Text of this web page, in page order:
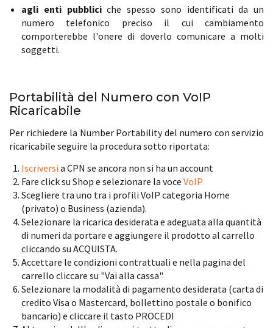
agli enti pubbliciche spesso sono identificati da un
numero telefonico preciso il cui cambiamento
comporterebbe l'onere di doverlo comunicare a molti
soggetti.
Portabilità del Numero con VoIP
Ricaricabile
Per richiedere la Number Portability del numero con servizio
ricaricabile seguire la procedura sotto riportata:
Iscriversi a CPN se ancora non si ha un account
Fare click su Shop e selezionare la voce VoIP
Scegliere tra uno tra i profili VoIP categoria Home
(privato) o Business (azienda).
Selezionare la ricarica desiderata e adeguata alla quantità
di numeri da portare e aggiungere il prodotto al carrello
cliccando su ACQUISTA.
Accettare le condizioni contrattuali e nella pagina del
carrello cliccare su "Vai alla cassa"
Selezionare la modalità di pagamento desiderata (carta di
credito Visa o Mastercard, bollettino postale o bonifico
bancario) e cliccare il tasto PROCEDI